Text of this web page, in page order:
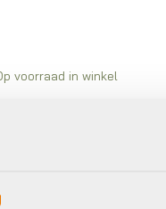
voorraad in winkel